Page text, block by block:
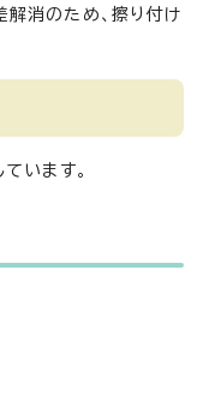
解消のため、擦り付け
います。